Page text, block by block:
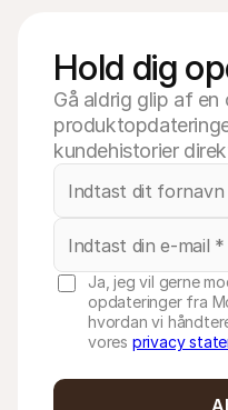
Hold dig
Gå aldrig glip af
kundehistorier
Ja, jeg vil gerne
opdateringer fra
hvordan vi
vores privacy